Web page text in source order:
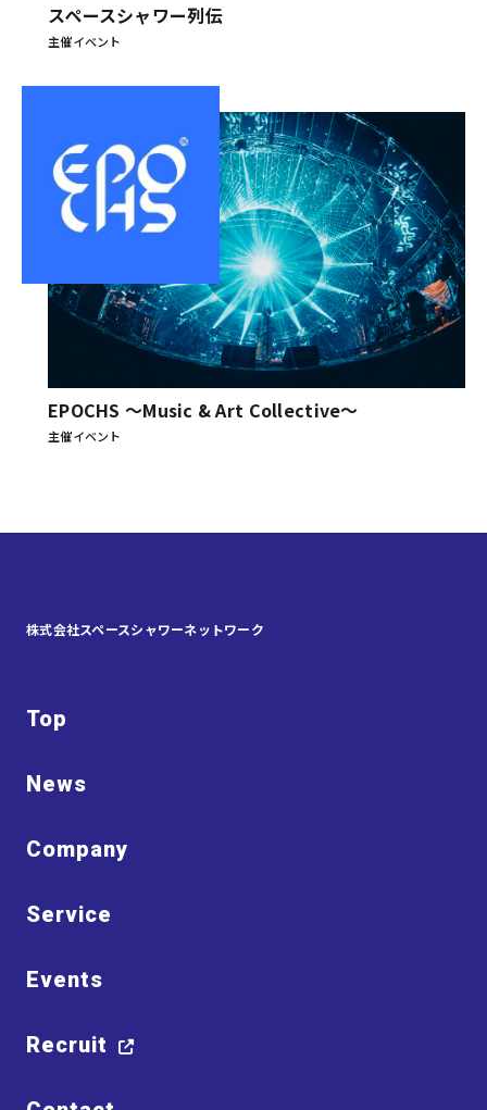
スペースシャワー列伝
主催イベント
EPOCHS 〜Music & Art Collective〜
主催イベント
株式会社スペースシャワーネットワーク
Top
News
Company
Service
Events
Recruit